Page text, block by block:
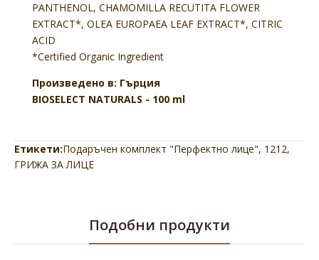
PANTHENOL, CHAMOMILLA RECUTITA FLOWER
EXTRACT*, OLEA EUROPAEA LEAF EXTRACT*, CITRIC
ACID
*Certified Organic Ingredient
Произведено в: Гърция
BIOSELECT NATURALS - 100 ml
Етикети:Подаръчен комплект "Перфектно лице", 1212,
ГРИЖА ЗА ЛИЦЕ
Подобни продукти